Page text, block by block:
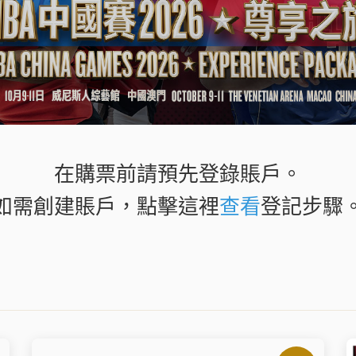
在購票前請預先登錄賬戶。
需創建賬戶，點擊這裡查看登記步驟